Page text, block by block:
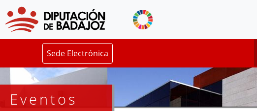
Sede Electrónica
Eventos